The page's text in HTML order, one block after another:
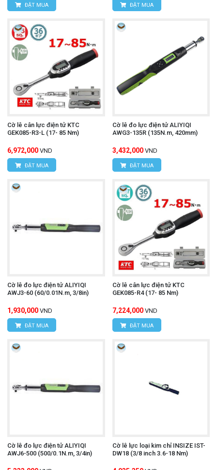
ĐẶT MUA ĐẶT MUA
Cờ lê cân lực điện tử KTC
GEK085-R3-L (17- 85 Nm)
6,972,000 VND
ĐẶT MUA
Cờ lê đo lực điện tử ALIYIQI
AWG3-135R (135N.m, 420mm)
3,432,000 VND
ĐẶT MUA
Cờ lê đo lực điện tử ALIYIQI
AWJ3-60 (60/0.01N.m, 3/8in)
1,930,000 VND
ĐẶT MUA
Cờ lê cân lực điện tử KTC
GEK085-R4 (17- 85 Nm)
7,224,000 VND
ĐẶT MUA
Cờ lê đo lực điện tử ALIYIQI
AWJ6-500 (500/0.1N.m, 3/4in)
Cờ lê lực loại kim chỉ INSIZE IST-
DW18 (3/8 inch 3.6-18 Nm)